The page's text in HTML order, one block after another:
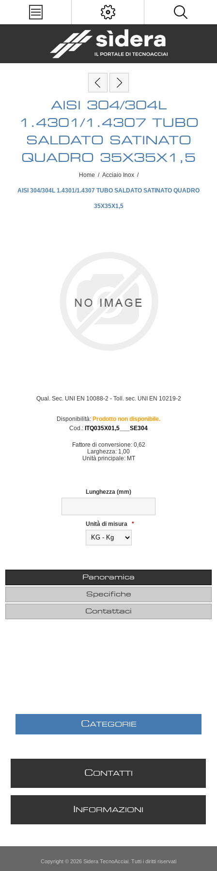
AISI 304/304L
1.4301/1.4307 TUBO
SALDATO SATINATO
QUADRO 35X35X1,5
Home / Acciaio Inox /
AISI 304/304L 1.4301/1.4307 TUBO SALDATO SATINATO QUADRO
35X35X1,5
Qual. Sec. UNI EN 10088-2 - Toll. sec. UNI EN 10219-2
Disponibilità: Prodotto non disponibile.
Cod.: ITQ035X01,5___SE304
Fattore di conversione: 0,62
Larghezza: 1,00
Unità principale: MT
Lunghezza (mm)
Unità di misura *
Panoramica
Specifiche
Contattaci
CATEGORIE
CONTATTI
NFORMAZIONI
Copyright © 2026 Sidera TecnoAcciai. Tutti i diritti riservati